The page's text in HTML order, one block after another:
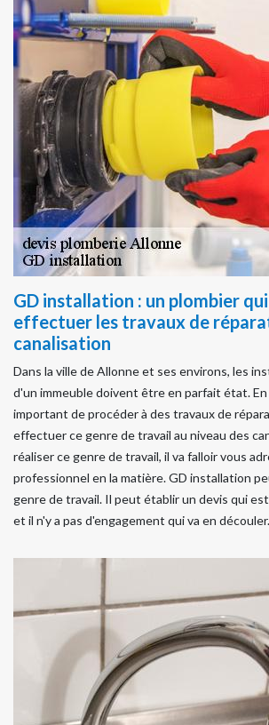
GD installation : un plombier
effectuer les travaux de
canalisation
Dans la ville de Allonne et ses environs, les
d'un immeuble doivent être en parfait état.
important de procéder à des travaux de
effectuer ce genre de travail au niveau des
réaliser ce genre de travail, il va falloir vous
professionnel en la matière. GD installation
genre de travail. Il peut établir un devis qui
et il n'y a pas d'engagement qui va en découler.